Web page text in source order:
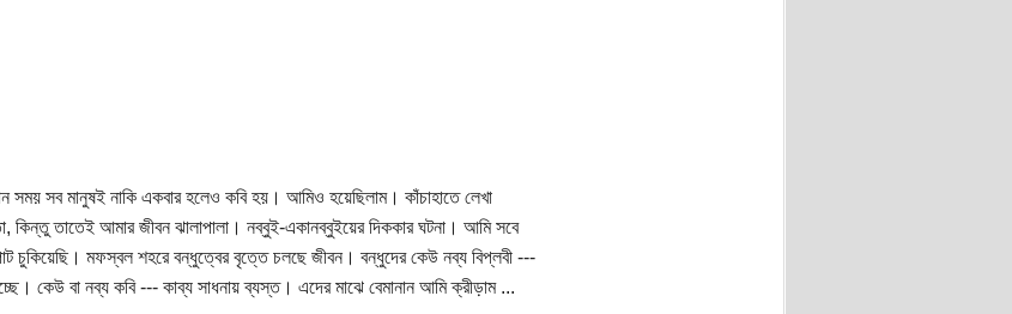
সময় সব মানুষই নাকি একবার হলেও কবি হয়। আমিও হয়েছিলাম। কাঁচাহাতে লেখা
কিন্তু তাতেই আমার জীবন ঝালাপালা। নব্বুই-একানব্বুইয়ের দিককার ঘটনা। আমি সবে
চুকিয়েছি। মফস্বল শহরে বন্ধুত্বের বৃত্তে চলছে জীবন। বন্ধুদের কেউ নব্য বিপ্লবী ---
কেউ বা নব্য কবি --- কাব্য সাধনায় ব্যস্ত। এদের মাঝে বেমানান আমি ক্রীড়াম ...